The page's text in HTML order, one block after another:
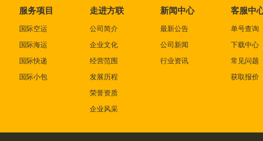
服务项目
国际空运
国际海运
国际快递
国际小包
走进方联
公司简介
企业文化
经营范围
发展历程
荣誉资质
企业风采
新闻中心
最新公告
公司新闻
行业资讯
客服中
单号查询
下载中心
常见问题
获取报价